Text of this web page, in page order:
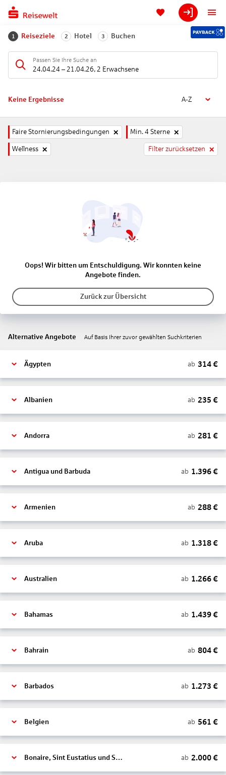
1 Reiseziele 2 Hotel 3 Buchen
Passen Sie Ihre Suche an
24.04.24 – 21.04.26, 2 Erwachsene
Keine Ergebnisse A-Z
Faire Stornierungsbedingungen Min. 4 Sterne
Wellness Filter zurücksetzen
Oops! Wir bitten um Entschuldigung. Wir konnten keine
Angebote finden.
Zurück zur Übersicht
Alternative Angebote Auf Basis Ihrer zuvor gewählten Suchkriterien
Ägypten ab 314€
Albanien ab 235 €
Andorra ab 281 €
Antigua und Barbuda ab 1.396€
Armenien ab 288€
Aruba ab 1.318€
Australien ab 1.266€
Bahamas ab 1.439€
Bahrain ab 804€
Barbados ab 1.273 €
Belgien ab 561 €
Bonaire, Sint Eustatius und Saba ab 2.000€